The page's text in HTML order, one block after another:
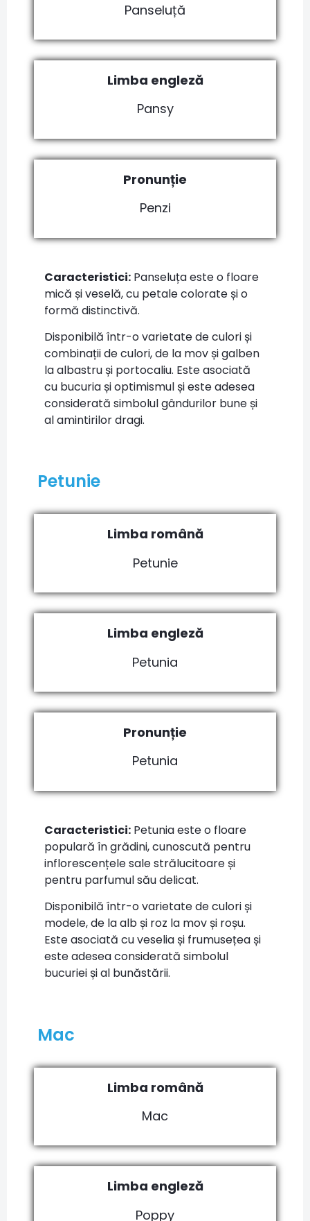
Panseluță
Limba engleză
Pansy
Pronunție
Penzi
Caracteristici: Panseluța este o floare
mică și veselă, cu petale colorate și o
formă distinctivă.
Disponibilă într-o varietate de culori și
combinații de culori, de la mov și galben
la albastru și portocaliu. Este asociată
cu bucuria și optimismul și este adesea
considerată simbolul gândurilor bune și
al amintirilor dragi.
Petunie
Limba română
Petunie
Limba engleză
Petunia
Pronunție
Petunia
Caracteristici: Petunia este o floare
populară în grădini, cunoscută pentru
inflorescențele sale strălucitoare și
pentru parfumul său delicat.
Disponibilă într-o varietate de culori și
modele, de la alb și roz la mov și roșu.
Este asociată cu veselia și frumusețea și
este adesea considerată simbolul
bucuriei și al bunăstării.
Mac
Limba română
Mac
Limba engleză
Poppy